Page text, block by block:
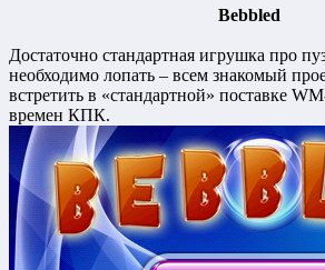
Bebbled
Достаточно стандартная игрушка про
необходимо лопать – всем знакомый
встретить в «стандартной» поставке
времен КПК.